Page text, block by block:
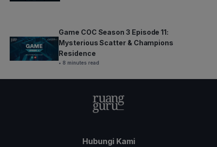
Game COC Season 3 Episode 11:
Mysterious Scatter & Champions
Residence
• 8 minutes read
Hubungi Kami